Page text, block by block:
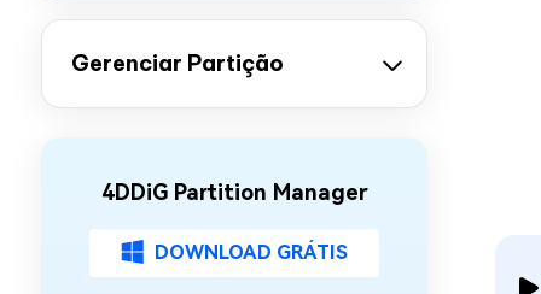
Gerenciar Partição
4DDiG Partition Manager
DOWNLOAD GRÁTIS